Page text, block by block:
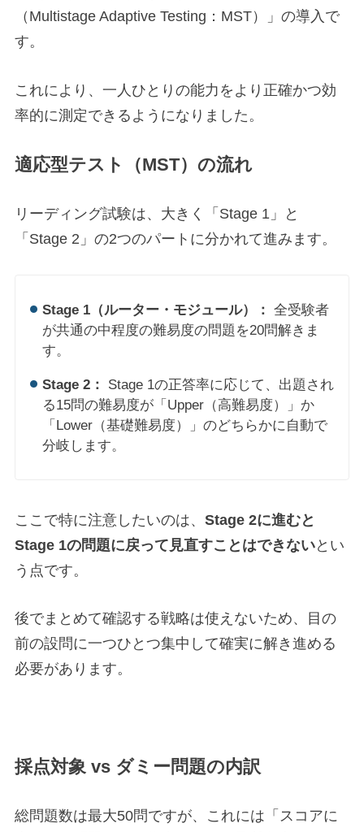
（Multistage Adaptive Testing：MST）」の導入で
す。
これにより、一人ひとりの能力をより正確かつ効
率的に測定できるようになりました。
適応型テスト（MST）の流れ
リーディング試験は、大きく「Stage 1」と
「Stage 2」の2つのパートに分かれて進みます。
Stage 1（ルーター・モジュール）： 全受験者
が共通の中程度の難易度の問題を20問解きま
す。
Stage 2：
Stage 1の正答率に応じて、出題され
る15問の難易度が「Upper（高難易度）」か
「Lower（基礎難易度）」のどちらかに自動で
分岐します。
ここで特に注意したいのは、 Stage 2に進むと
Stage 1の問題に戻って見直すことはできないとい
う点です。
後でまとめて確認する戦略は使えないため、目の
前の設問に一つひとつ集中して確実に解き進める
必要があります。
採点対象 vs ダミー問題の内訳
総問題数は最大50問ですが、これには「スコアに